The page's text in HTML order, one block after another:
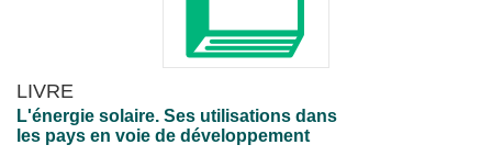
LIVRE
L'énergie solaire. Ses utilisations dans
les pays en voie de développement